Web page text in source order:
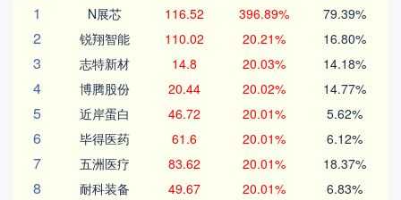
1
N展芯 116.52 396.89% 79.39%
2 锐翔智能 110.02 20.21% 16.80%
3 志特新材 14.8 20.03% 14.18%
4 博腾股份 20.44 20.02% 14.77%
5 近岸蛋白 46.72 20.01% 5.62%
6 毕得医药 61.6 20.01% 6.12%
7 五洲医疗 83.62 20.01% 18.37%
8 耐科装备 49.67 20.01% 6.83%